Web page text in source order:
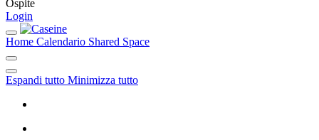
Ospite
Login
Home Calendario Shared Space
Espandi tutto Minimizza tutto